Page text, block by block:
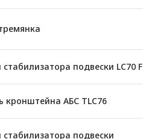
подвески LC70 F
кронштейна АБС TLC76
подвески